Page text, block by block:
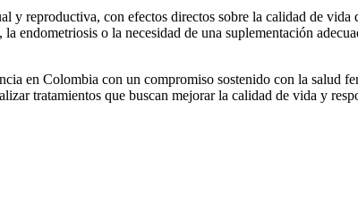
y reproductiva, con efectos directos sobre la calidad de
o la necesidad de una suplementación
en Colombia con un compromiso sostenido con la salud
tratamientos que buscan mejorar la calidad de vida y